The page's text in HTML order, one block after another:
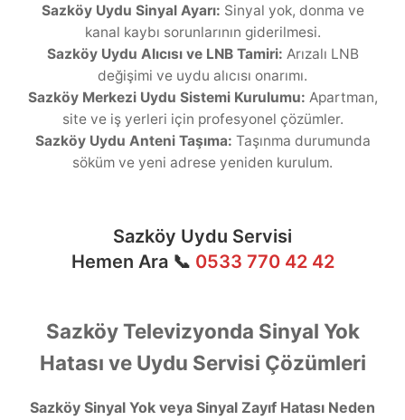
Sazköy Uydu Sinyal Ayarı: Sinyal yok, donma ve
kanal kaybı sorunlarının giderilmesi.
Sazköy Uydu Alıcısı ve LNB Tamiri: Arızalı LNB
değişimi ve uydu alıcısı onarımı.
Sazköy Merkezi Uydu Sistemi Kurulumu: Apartman,
site ve iş yerleri için profesyonel çözümler.
Sazköy Uydu Anteni Taşıma: Taşınma durumunda
söküm ve yeni adrese yeniden kurulum.
Sazköy Uydu Servisi
Hemen Ara 📞 0533 770 42 42
Sazköy Televizyonda Sinyal Yok
Hatası ve Uydu Servisi Çözümleri
Sazköy Sinyal Yok veya Sinyal Zayıf Hatası Neden